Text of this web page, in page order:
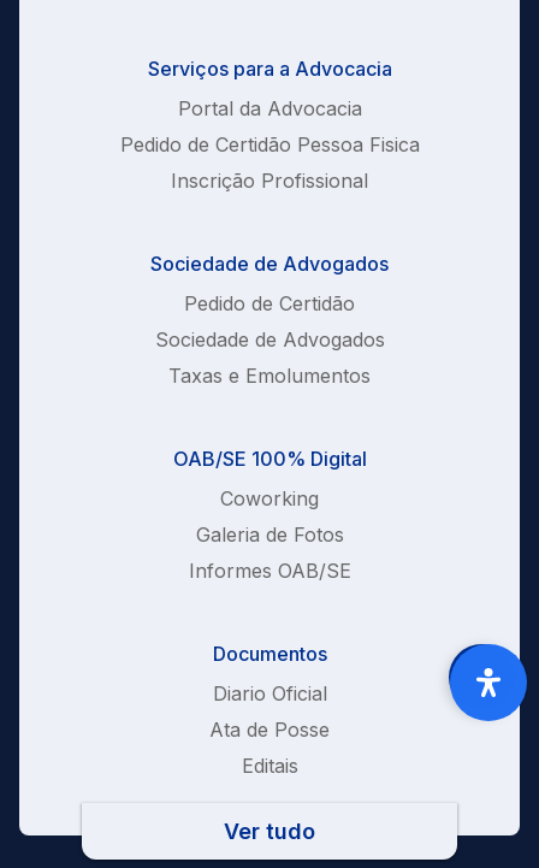
Serviços para a Advocacia
Portal da Advocacia
Pedido de Certidão Pessoa Fisica
Inscrição Profissional
Sociedade de Advogados
Pedido de Certidão
Sociedade de Advogados
Taxas e Emolumentos
OAB/SE 100% Digital
Coworking
Galeria de Fotos
Informes OAB/SE
Documentos
Diario Oficial
Ata de Posse
Editais
Ver tudo